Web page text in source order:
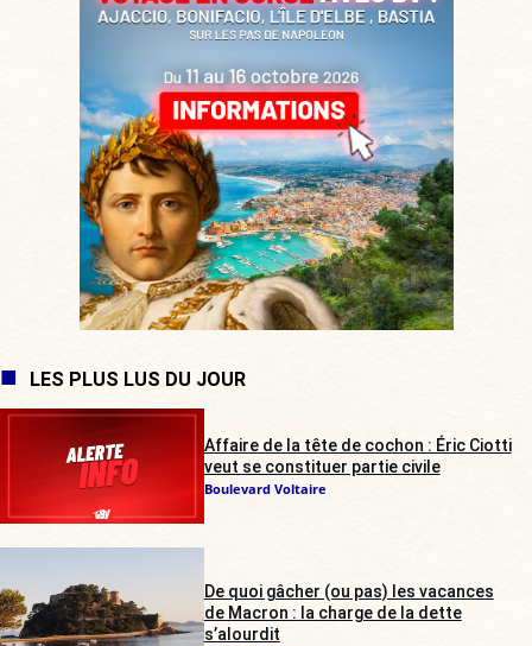
LES PLUS LUS DU JOUR
Affaire de la tête de cochon : Éric Ciotti
veut se constituer partie civile
Boulevard Voltaire
De quoi gâcher (ou pas) les vacances
de Macron : la charge de la dette
s’alourdit